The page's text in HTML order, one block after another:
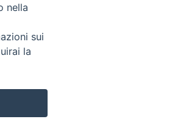
nella
sui
la